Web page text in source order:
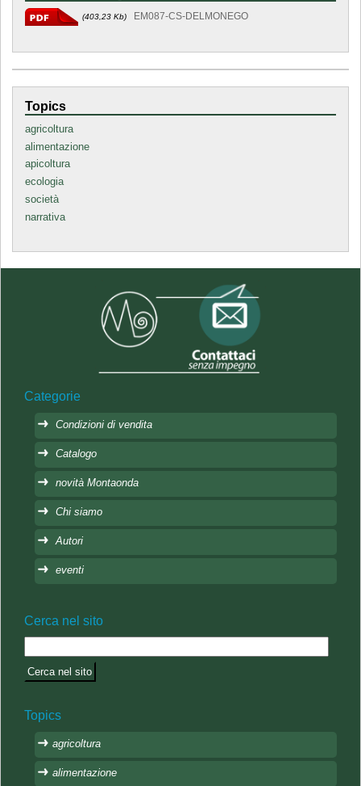
(403,23 Kb) EM087-CS-DELMONEGO
Topics
agricoltura
alimentazione
apicoltura
ecologia
società
narrativa
Categorie
Condizioni di vendita
Catalogo
novità Montaonda
Chi siamo
Autori
eventi
Cerca nel sito
Topics
agricoltura
alimentazione